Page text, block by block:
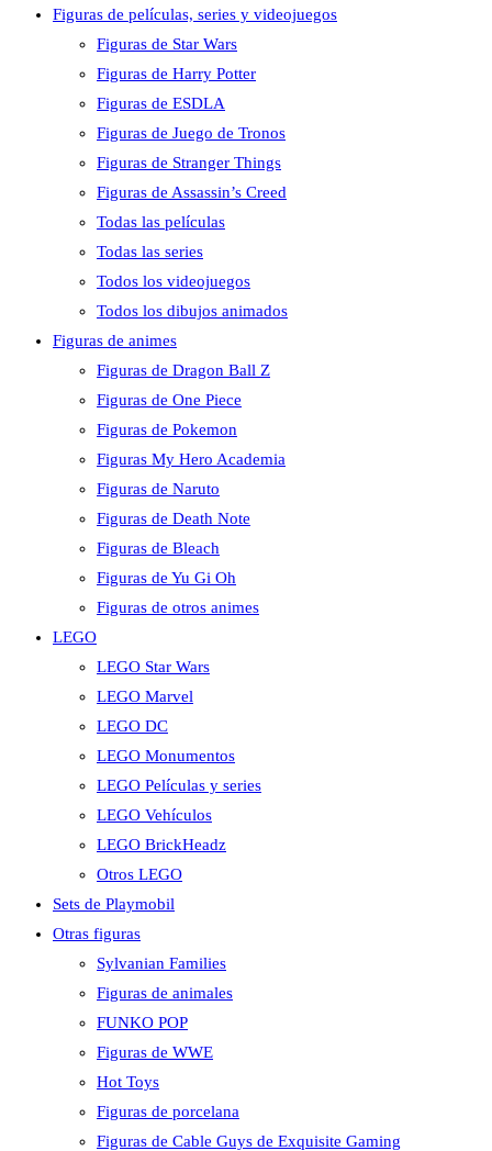
Figuras de películas, series y videojuegos
Figuras de Star Wars
Figuras de Harry Potter
Figuras de ESDLA
Figuras de Juego de Tronos
Figuras de Stranger Things
Figuras de Assassin’s Creed
Todas las películas
Todas las series
Todos los videojuegos
Todos los dibujos animados
Figuras de animes
Figuras de Dragon Ball Z
Figuras de One Piece
Figuras de Pokemon
Figuras My Hero Academia
Figuras de Naruto
Figuras de Death Note
Figuras de Bleach
Figuras de Yu Gi Oh
Figuras de otros animes
LEGO
LEGO Star Wars
LEGO Marvel
LEGO DC
LEGO Monumentos
LEGO Películas y series
LEGO Vehículos
LEGO BrickHeadz
Otros LEGO
Sets de Playmobil
Otras figuras
Sylvanian Families
Figuras de animales
FUNKO POP
Figuras de WWE
Hot Toys
Figuras de porcelana
Figuras de Cable Guys de Exquisite Gaming